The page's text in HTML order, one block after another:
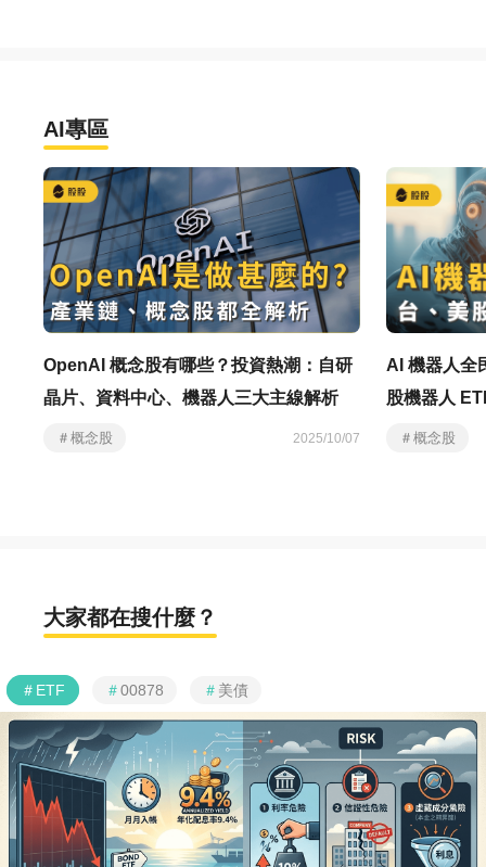
AI專區
OpenAI 概念股有哪些？投資熱潮：自研
晶片、資料中心、機器人三大主線解析
＃概念股 2025/10/07
AI 機器人全
股機器人
＃概念股
大家都在搜什麼？
＃ ETF ＃00878 ＃ 美債